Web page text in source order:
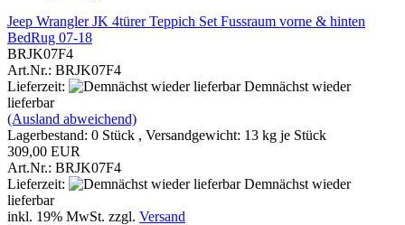
Jeep Wrangler JK 4türer Teppich Set Fussraum vorne & hinten
BedRug 07-18
BRJK07F4
Art.Nr.: BRJK07F4
Lieferzeit:
Demnächst wieder
lieferbar
(Ausland abweichend)
Lagerbestand: 0 Stück , Versandgewicht: 13 kg je Stück
309,00 EUR
Art.Nr.: BRJK07F4
Lieferzeit:
Demnächst wieder
lieferbar
inkl. 19% MwSt. zzgl. Versand